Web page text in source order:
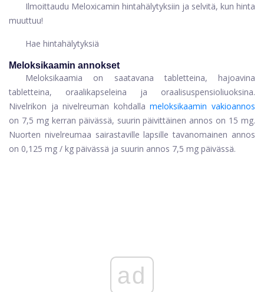
Ilmoittaudu Meloxicamin hintahälytyksiin ja selvitä, kun hinta
muuttuu!
Hae hintahälytyksiä
Meloksikaamin annokset
Meloksikaamia on saatavana tabletteina, hajoavina
tabletteina, oraalikapseleina ja oraalisuspensioliuoksina.
Nivelrikon ja nivelreuman kohdallameloksikaamin vakioannos
on 7,5 mg kerran päivässä, suurin päivittäinen annos on 15 mg.
Nuorten nivelreumaa sairastaville lapsille tavanomainen annos
on 0,125 mg / kg päivässä ja suurin annos 7,5 mg päivässä.
ad